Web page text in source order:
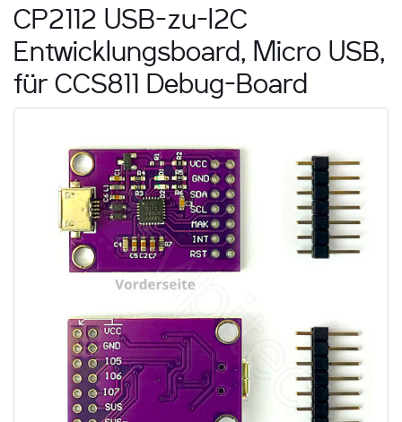
CP2112 USB-zu-I2C
Entwicklungsboard, Micro USB,
für CCS811 Debug-Board